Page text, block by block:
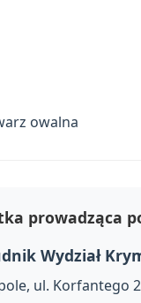
owalna
prowadząca
Wydział
ul. Korfantego 2